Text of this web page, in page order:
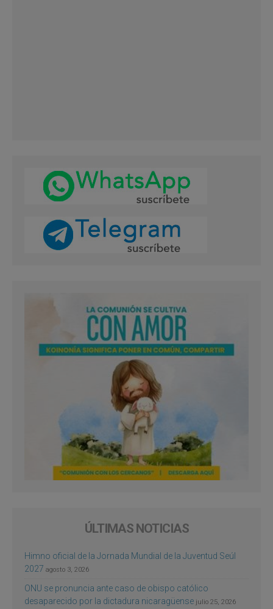
ÚLTIMAS NOTICIAS
Himno oficial de la Jornada Mundial de la Juventud Seúl
2027 agosto 3, 2026
ONU se pronuncia ante caso de obispo católico
desaparecido por la dictadura nicaragüense julio 25, 2026